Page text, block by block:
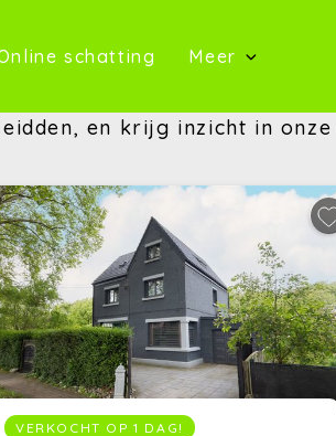
huur) schatting (Online schatting)
Meer
(Over
(Advies)
en krijg inzicht in
VERKOCHT OP 1 DAG!